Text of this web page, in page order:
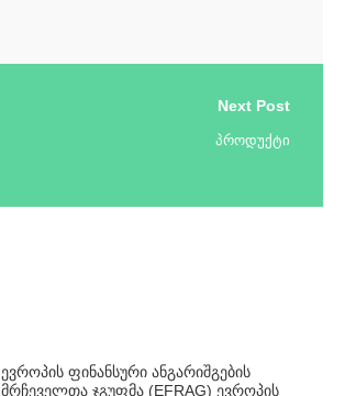
Next Post
პროდუქტი
ევროპის ფინანსური ანგარიშგების
მრჩეველთა ჯგუფმა (EFRAG) ევროპის